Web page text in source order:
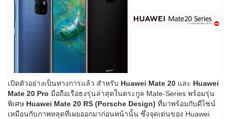
เปิดตัวอย่างเป็นทางการแล้ว สำหรับ Huawei Mate 20 และ Huawei
Mate 20 Pro มือถือเรือธงรุ่นล่าสุดในตระกูล Mate-Series พร้อมรุ่น
พิเศษ Huawei Mate 20 RS (Porsche Design) ที่มาพร้อมกับดีไซน์
เหมือนกับภาพหลุดที่เผยออกมาก่อนหน้านั้น ซึ่งจุดเด่นของ Huawei